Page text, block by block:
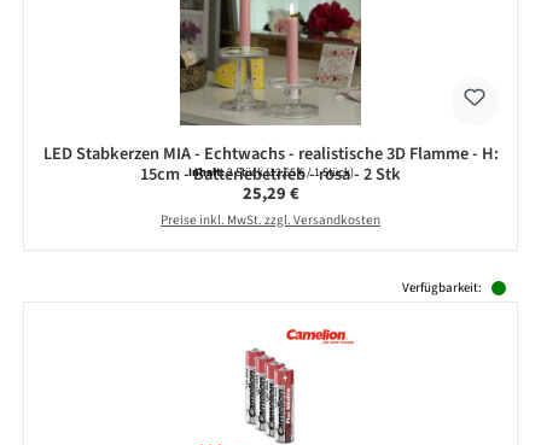
LED Stabkerzen MIA - Echtwachs - realistische 3D Flamme - H:
15cm - Batteriebetrieb - rosa - 2 Stk
Inhalt:2 Stück(12,65 € / 1 Stück)
Regulärer Preis:
25,29 €
Preise inkl. MwSt. zzgl. Versandkosten
Verfügbarkeit: